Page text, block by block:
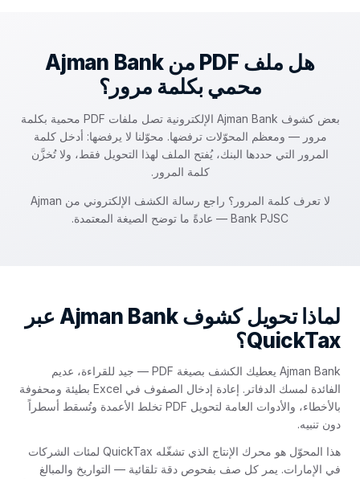
هل ملف PDF من Ajman Bank
محمي بكلمة مرور؟
بعض كشوف Ajman Bank الإلكترونية تصل ملفات PDF محمية بكلمة
مرور — ومعظم المحوّلات ترفضها. محوّلنا لا يرفضها: أدخل كلمة
المرور التي حددها البنك، يُفتح الملف لهذا التحويل فقط، ولا تُخزَّن
كلمة المرور.
لا تعرف كلمة المرور؟ راجع رسالة الكشف الإلكتروني من Ajman
Bank PJSC — عادةً ما توضح الصيغة المعتمدة.
لماذا تحويل كشوف Ajman Bank عبر
QuickTax؟
Ajman Bank يعطيك الكشف بصيغة PDF — جيد للقراءة، عديم
الفائدة لمسك الدفاتر. إعادة إدخال الصفوف في Excel بطيئة ومحفوفة
بالأخطاء، والأدوات العامة لتحويل PDF تخلط الأعمدة وتُسقط أسطراً
دون تنبيه.
هذا المحوّل هو محرك الإنتاج الذي تشغّله QuickTax لمئات الشركات
في الإمارات. يمر كل صف بفحوص دقة تلقائية — التواريخ والمبالغ